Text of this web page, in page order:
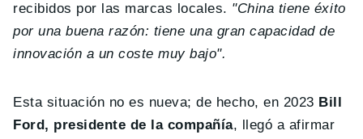
recibidos por las marcas locales. "China tiene éxito
por una buena razón: tiene una gran capacidad de
innovación a un coste muy bajo".
Esta situación no es nueva; de hecho, en 2023 Bill
Ford, presidente de la compañía, llegó a afirmar